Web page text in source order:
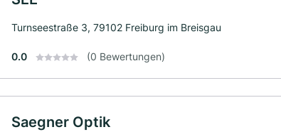
Turnseestraße 3, 79102 Freiburg im Breisgau
0.0 (0 Bewertungen)
Saegner Optik